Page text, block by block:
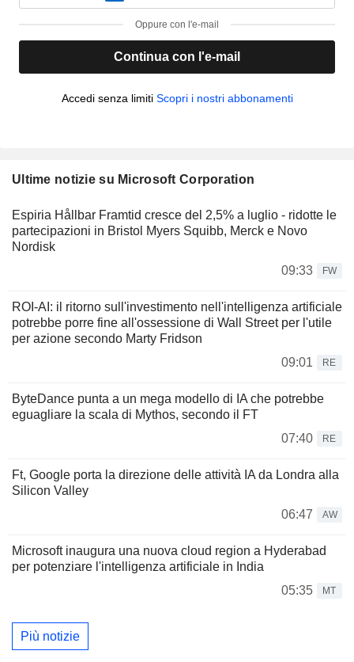
Oppure con l'e-mail
Continua con l'e-mail
Accedi senza limiti Scopri i nostri abbonamenti
Ultime notizie su Microsoft Corporation
Espiria Hållbar Framtid cresce del 2,5% a luglio - ridotte le
partecipazioni in Bristol Myers Squibb, Merck e Novo
Nordisk
09:33
FW
ROI-AI: il ritorno sull'investimento nell'intelligenza artificiale
potrebbe porre fine all'ossessione di Wall Street per l'utile
per azione secondo Marty Fridson
09:01
RE
ByteDance punta a un mega modello di IA che potrebbe
eguagliare la scala di Mythos, secondo il FT
07:40
RE
Ft, Google porta la direzione delle attività IA da Londra alla
Silicon Valley
06:47
AW
Microsoft inaugura una nuova cloud region a Hyderabad
per potenziare l'intelligenza artificiale in India
05:35
MT
Più notizie